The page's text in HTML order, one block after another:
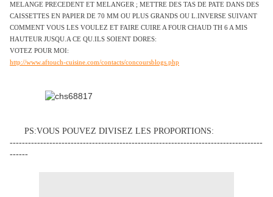
MELANGE PRECEDENT ET MELANGER ; METTRE DES TAS DE PATE DANS DES
CAISSETTES EN PAPIER DE 70 MM OU PLUS GRANDS OU L.INVERSE SUIVANT
COMMENT VOUS LES VOULEZ ET FAIRE CUIRE A FOUR CHAUD TH 6 A MIS
HAUTEUR JUSQU.A CE QU.ILS SOIENT DORES:
VOTEZ POUR MOI:
http://www.aftouch-cuisine.com/contacts/concoursblogs.php
PS:VOUS POUVEZ DIVISEZ LES PROPORTIONS:
-----------------------------------------------------------------------------------
------